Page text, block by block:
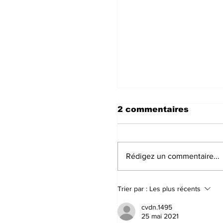
2 commentaires
Rédigez un commentaire...
Trier par : Les plus récents
cvdn.1495
25 mai 2021